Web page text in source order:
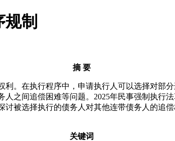
制
摘 要
。在执行程序中，申请执行人可以选择对部
之间追偿困难等问题。2025年民事强制执行
被选择执行的债务人对其他连带债务人的追
关键词